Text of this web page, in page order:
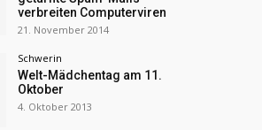
verbreiten Computerviren
21. November 2014
Schwerin
Welt-Mädchentag am 11.
Oktober
4. Oktober 2013